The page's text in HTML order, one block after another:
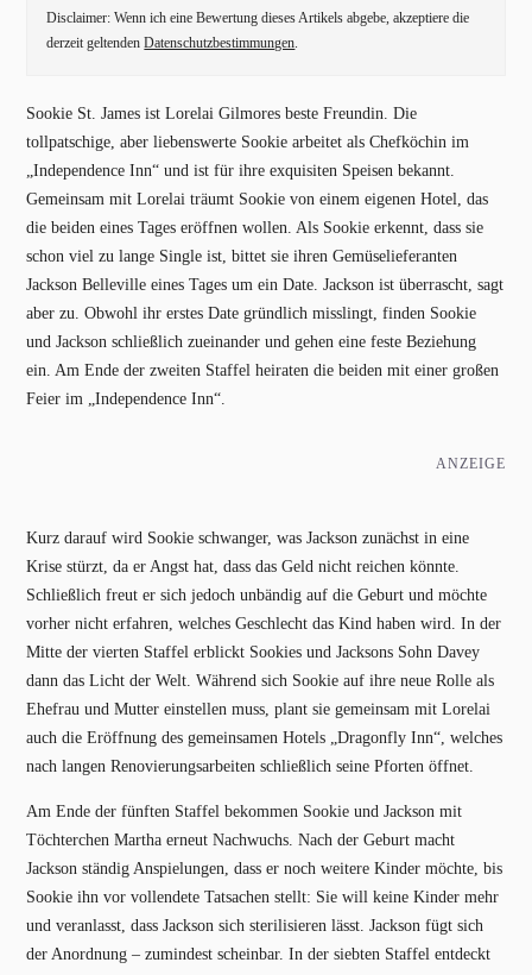
Disclaimer: Wenn ich eine Bewertung dieses Artikels abgebe, akzeptiere die
derzeit geltendenDatenschutzbestimmungen.
Sookie St. James ist Lorelai Gilmores beste Freundin. Die
tollpatschige, aber liebenswerte Sookie arbeitet als Chefköchin im
„Independence Inn“ und ist für ihre exquisiten Speisen bekannt.
Gemeinsam mit Lorelai träumt Sookie von einem eigenen Hotel, das
die beiden eines Tages eröffnen wollen. Als Sookie erkennt, dass sie
schon viel zu lange Single ist, bittet sie ihren Gemüselieferanten
Jackson Belleville eines Tages um ein Date. Jackson ist überrascht, sagt
aber zu. Obwohl ihr erstes Date gründlich misslingt, finden Sookie
und Jackson schließlich zueinander und gehen eine feste Beziehung
ein. Am Ende der zweiten Staffel heiraten die beiden mit einer großen
Feier im „Independence Inn“.
ANZEIGE
Kurz darauf wird Sookie schwanger, was Jackson zunächst in eine
Krise stürzt, da er Angst hat, dass das Geld nicht reichen könnte.
Schließlich freut er sich jedoch unbändig auf die Geburt und möchte
vorher nicht erfahren, welches Geschlecht das Kind haben wird. In der
Mitte der vierten Staffel erblickt Sookies und Jacksons Sohn Davey
dann das Licht der Welt. Während sich Sookie auf ihre neue Rolle als
Ehefrau und Mutter einstellen muss, plant sie gemeinsam mit Lorelai
auch die Eröffnung des gemeinsamen Hotels „Dragonfly Inn“, welches
nach langen Renovierungsarbeiten schließlich seine Pforten öffnet.
Am Ende der fünften Staffel bekommen Sookie und Jackson mit
Töchterchen Martha erneut Nachwuchs. Nach der Geburt macht
Jackson ständig Anspielungen, dass er noch weitere Kinder möchte, bis
Sookie ihn vor vollendete Tatsachen stellt: Sie will keine Kinder mehr
und veranlasst, dass Jackson sich sterilisieren lässt. Jackson fügt sich
der Anordnung – zumindest scheinbar. In der siebten Staffel entdeckt